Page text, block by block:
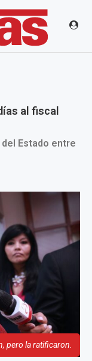
al fiscal
Estado entre
pero la ratificaron.